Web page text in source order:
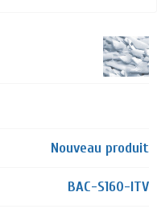
Nouveau produit
BAC-S160-ITV